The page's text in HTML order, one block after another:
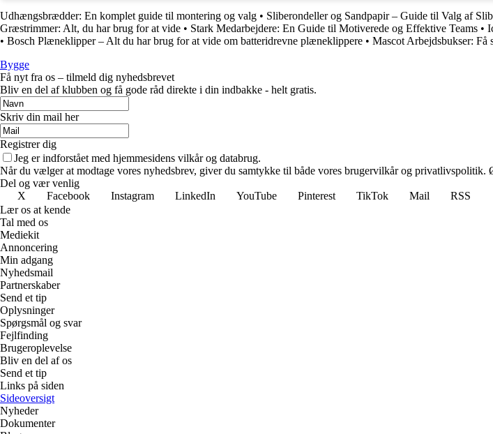
Udhængsbrædder: En komplet guide til montering og valg • Sliberondeller og Sandpapir – Guide til Valg af
Græstrimmer: Alt, du har brug for at vide • Stark Medarbejdere: En Guide til Motiverede og Effektive Teams •
• Bosch Plæneklipper – Alt du har brug for at vide om batteridrevne plæneklippere • Mascot Arbejdsbukser: Få
Bygge
Få nyt fra os – tilmeld dig nyhedsbrevet
Bliv en del af klubben og få gode råd direkte i din indbakke - helt gratis.
Skriv din mail her
Registrer dig
Jeg er indforstået med hjemmesidens vilkår og databrug.
Når du vælger at modtage vores nyhedsbrev, giver du samtykke til både vores brugervilkår og
Del og vær venlig
X
Facebook Instagram LinkedIn YouTube Pinterest TikTok Mail
RSS
Lær os at kende
Tal med os
Mediekit
Annoncering
Min adgang
Nyhedsmail
Partnerskaber
Send et tip
Oplysninger
Spørgsmål og svar
Fejlfinding
Brugeroplevelse
Bliv en del af os
Send et tip
Links på siden
Sideoversigt
Nyheder
Dokumenter